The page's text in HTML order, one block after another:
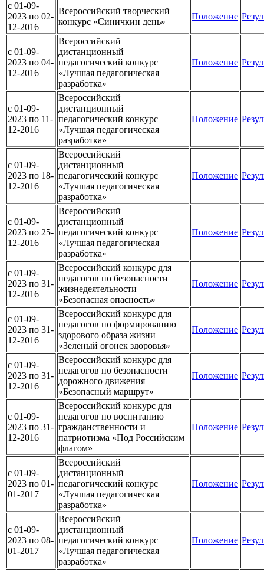
c 01-09-
2023 по 02-
12-2016
Всероссийский творческий
конкурс «Синичкин день»
Положение
c 01-09-
2023 по 04-
12-2016
Всероссийский
дистанционный
педагогический конкурс
«Лучшая педагогическая
разработка»
Положение
c 01-09-
2023 по 11-
12-2016
Всероссийский
дистанционный
педагогический конкурс
«Лучшая педагогическая
разработка»
Положение
c 01-09-
2023 по 18-
12-2016
Всероссийский
дистанционный
педагогический конкурс
«Лучшая педагогическая
разработка»
Положение
c 01-09-
2023 по 25-
12-2016
Всероссийский
дистанционный
педагогический конкурс
«Лучшая педагогическая
разработка»
Положение
c 01-09-
2023 по 31-
12-2016
Всероссийский конкурс для
педагогов по безопасности
жизнедеятельности
«Безопасная опасность»
Положение
c 01-09-
2023 по 31-
12-2016
Всероссийский конкурс для
педагогов по формированию
здорового образа жизни
«Зеленый огонек здоровья»
Положение
c 01-09-
2023 по 31-
12-2016
Всероссийский конкурс для
педагогов по безопасности
дорожного движения
«Безопасный маршрут»
Положение
c 01-09-
2023 по 31-
12-2016
Всероссийский конкурс для
педагогов по воспитанию
гражданственности и
патриотизма «Под Российским
флагом»
Положение
c 01-09-
2023 по 01-
01-2017
Всероссийский
дистанционный
педагогический конкурс
«Лучшая педагогическая
разработка»
Положение
c 01-09-
2023 по 08-
01-2017
Всероссийский
дистанционный
педагогический конкурс
«Лучшая педагогическая
разработка»
Положение